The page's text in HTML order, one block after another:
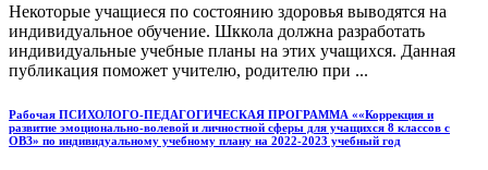
Некоторые учащиеся по состоянию здоровья выводятся на
индивидуальное обучение. Шккола должна разработать
индивидуальные учебные планы на этих учащихся. Данная
публикация поможет учителю, родителю при ...
Рабочая ПСИХОЛОГО-ПЕДАГОГИЧЕСКАЯ ПРОГРАММА ««Коррекция и
развитие эмоционально-волевой и личностной сферы для учащихся 8 классов с
ОВЗ» по индивидуальному учебному плану на 2022-2023 учебный год